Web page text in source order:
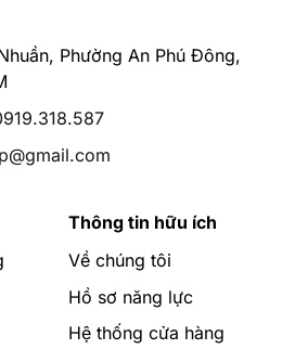
Phường An Phú Đông,
Thông tin hữu ích
Về chúng tôi
Hồ sơ năng lực
Hệ thống cửa hàng